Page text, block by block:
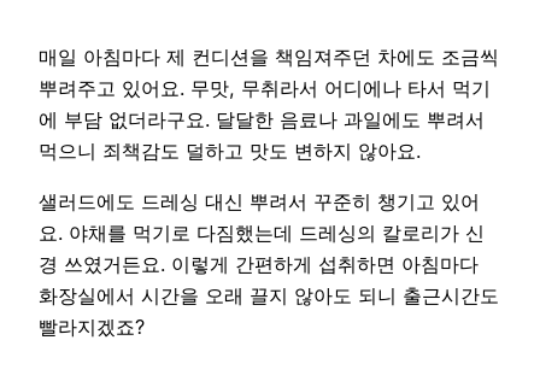
매일 아침마다 제 컨디션을 책임져주던 차에도 조금씩
뿌려주고 있어요. 무맛, 무취라서 어디에나 타서 먹기
에 부담 없더라구요. 달달한 음료나 과일에도 뿌려서
먹으니 죄책감도 덜하고 맛도 변하지 않아요.
샐러드에도 드레싱 대신 뿌려서 꾸준히 챙기고 있어
요. 야채를 먹기로 다짐했는데 드레싱의 칼로리가 신
경 쓰였거든요. 이렇게 간편하게 섭취하면 아침마다
화장실에서 시간을 오래 끌지 않아도 되니 출근시간도
빨라지겠죠?